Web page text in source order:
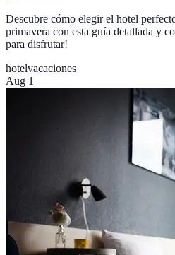
Descubre cómo elegir el hotel
primavera con esta guía detallada y
para disfrutar!
hotelvacaciones
Aug 1